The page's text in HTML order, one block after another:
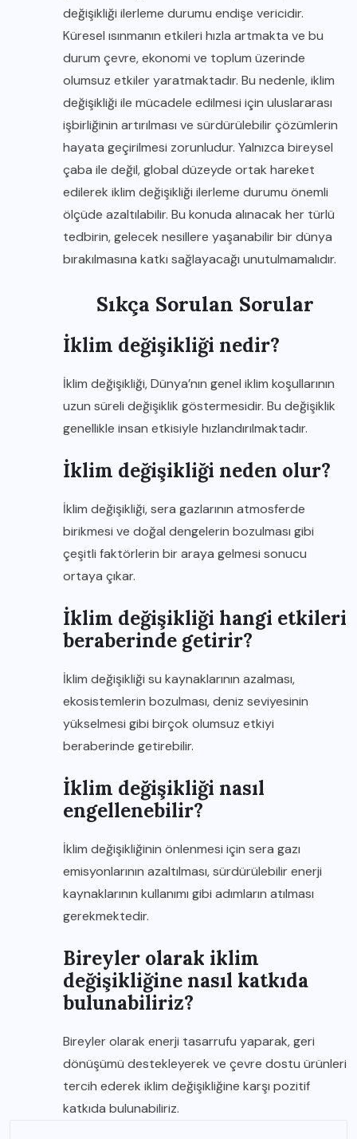
değişikliği ilerleme durumu endişe vericidir.
Küresel ısınmanın etkileri hızla artmakta ve bu
durum çevre, ekonomi ve toplum üzerinde
olumsuz etkiler yaratmaktadır. Bu nedenle, iklim
değişikliği ile mücadele edilmesi için uluslararası
işbirliğinin artırılması ve sürdürülebilir çözümlerin
hayata geçirilmesi zorunludur. Yalnızca bireysel
çaba ile değil, global düzeyde ortak hareket
edilerek iklim değişikliği ilerleme durumu önemli
ölçüde azaltılabilir. Bu konuda alınacak her türlü
tedbirin, gelecek nesillere yaşanabilir bir dünya
bırakılmasına katkı sağlayacağı unutulmamalıdır.
Sıkça Sorulan Sorular
İklim değişikliği nedir?
İklim değişikliği, Dünya’nın genel iklim koşullarının
uzun süreli değişiklik göstermesidir. Bu değişiklik
genellikle insan etkisiyle hızlandırılmaktadır.
İklim değişikliği neden olur?
İklim değişikliği, sera gazlarının atmosferde
birikmesi ve doğal dengelerin bozulması gibi
çeşitli faktörlerin bir araya gelmesi sonucu
ortaya çıkar.
İklim değişikliği hangi etkileri
beraberinde getirir?
İklim değişikliği su kaynaklarının azalması,
ekosistemlerin bozulması, deniz seviyesinin
yükselmesi gibi birçok olumsuz etkiyi
beraberinde getirebilir.
İklim değişikliği nasıl
engellenebilir?
İklim değişikliğinin önlenmesi için sera gazı
emisyonlarının azaltılması, sürdürülebilir enerji
kaynaklarının kullanımı gibi adımların atılması
gerekmektedir.
Bireyler olarak iklim
değişikliğine nasıl katkıda
bulunabiliriz?
Bireyler olarak enerji tasarrufu yaparak, geri
dönüşümü destekleyerek ve çevre dostu ürünleri
tercih ederek iklim değişikliğine karşı pozitif
katkıda bulunabiliriz.